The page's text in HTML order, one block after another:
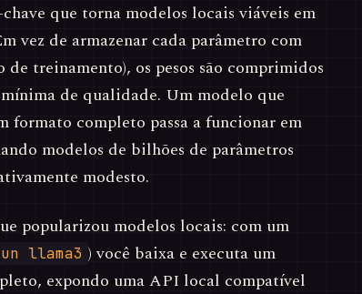
que torna modelos locais viáveis em
vez de armazenar cada parâmetro com
treinamento), os pesos são comprimidos
de qualidade. Um modelo que
formato completo passa a funcionar em
modelos de bilhões de parâmetros
modesto.
popularizou modelos locais: com um
llama3 ) você baixa e executa um
expondo uma API local compatível